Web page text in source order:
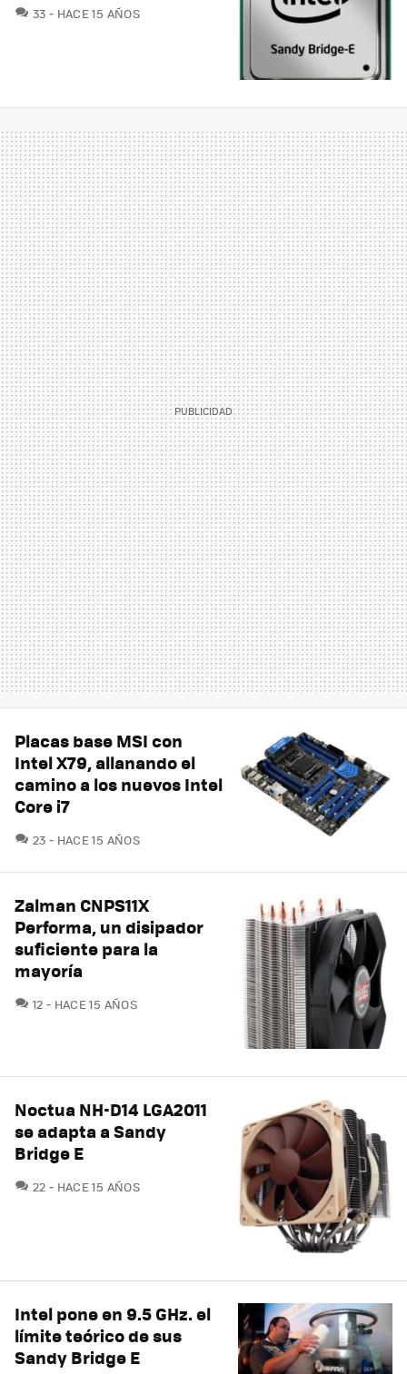
33 COMENTARIOS
HACE 15 AÑOS
Placas base MSI con
Intel X79, allanando el
camino a los nuevos Intel
Core i7
23 COMENTARIOS
HACE 15 AÑOS
Zalman CNPS11X
Performa, un disipador
suficiente para la
mayoría
12 COMENTARIOS
HACE 15 AÑOS
Noctua NH-D14 LGA2011
se adapta a Sandy
Bridge E
22 COMENTARIOS
HACE 15 AÑOS
Intel pone en 9.5 GHz. el
límite teórico de sus
Sandy Bridge E